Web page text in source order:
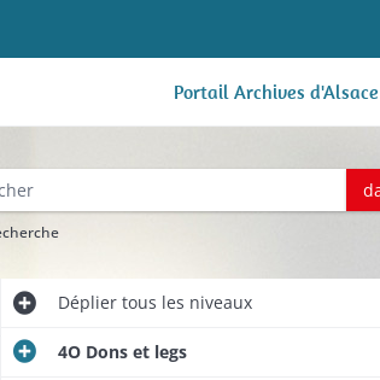
Portail Archives d'Alsace
Dépliertous les niveaux
4O Dons et legs